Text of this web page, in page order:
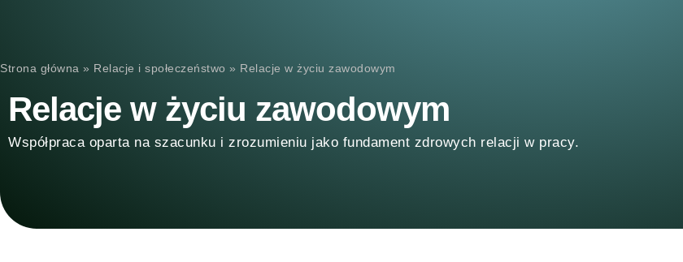
Strona główna » Relacje i społeczeństwo » Relacje w życiu zawodowym
Relacje w życiu zawodowym
Współpraca oparta na szacunku i zrozumieniu jako fundament zdrowych relacji w pracy.